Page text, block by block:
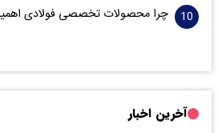
چرا محصولات تخصصی فولادی
آخرین اخبار